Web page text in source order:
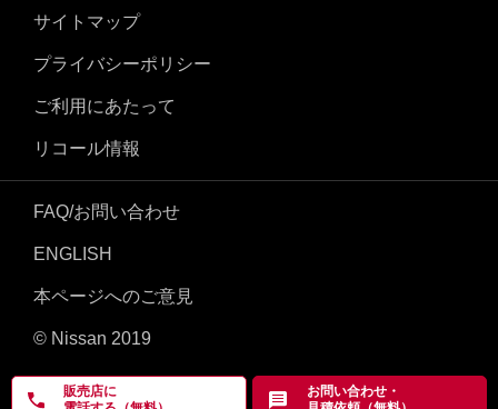
販売店に
お問い合わせ・
サイトマップ
プライバシーポリシー
ご利用にあたって
リコール情報
FAQ/お問い合わせ
ENGLISH
本ページへのご意見
© Nissan 2019